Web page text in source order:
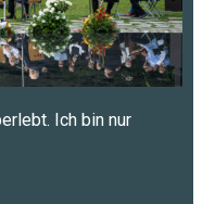
Ich bin nur